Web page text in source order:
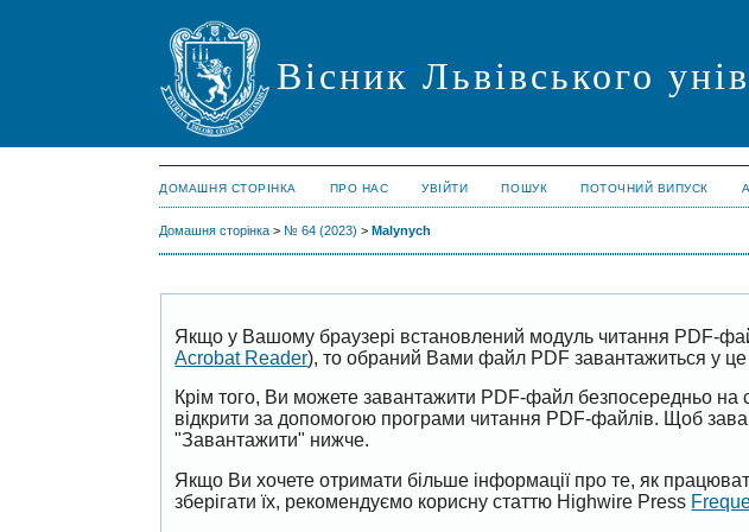
Вісник Львівського
ДОМАШНЯ СТОРІНКА ПРО НАС УВІЙТИ ПОШУК ПОТОЧНИЙ ВИПУСК
Домашня сторінка > № 64 (2023) >Malynych
Якщо у Вашому браузері встановлений модуль читання PDF-
Acrobat Reader), то обраний Вами файл PDF завантажиться у це
Крім того, Ви можете завантажити PDF-файл безпосередньо на
відкрити за допомогою програми читання PDF-файлів. Щоб
"Завантажити" нижче.
Якщо Ви хочете отримати більше інформації про те, як
зберігати їх, рекомендуємо корисну статтю Highwire Press